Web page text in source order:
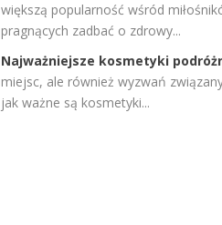
większą popularność wśród
pragnących zadbać o zdrowy...
Najważniejsze kosmetyki
miejsc, ale również wyzwań
jak ważne są kosmetyki...